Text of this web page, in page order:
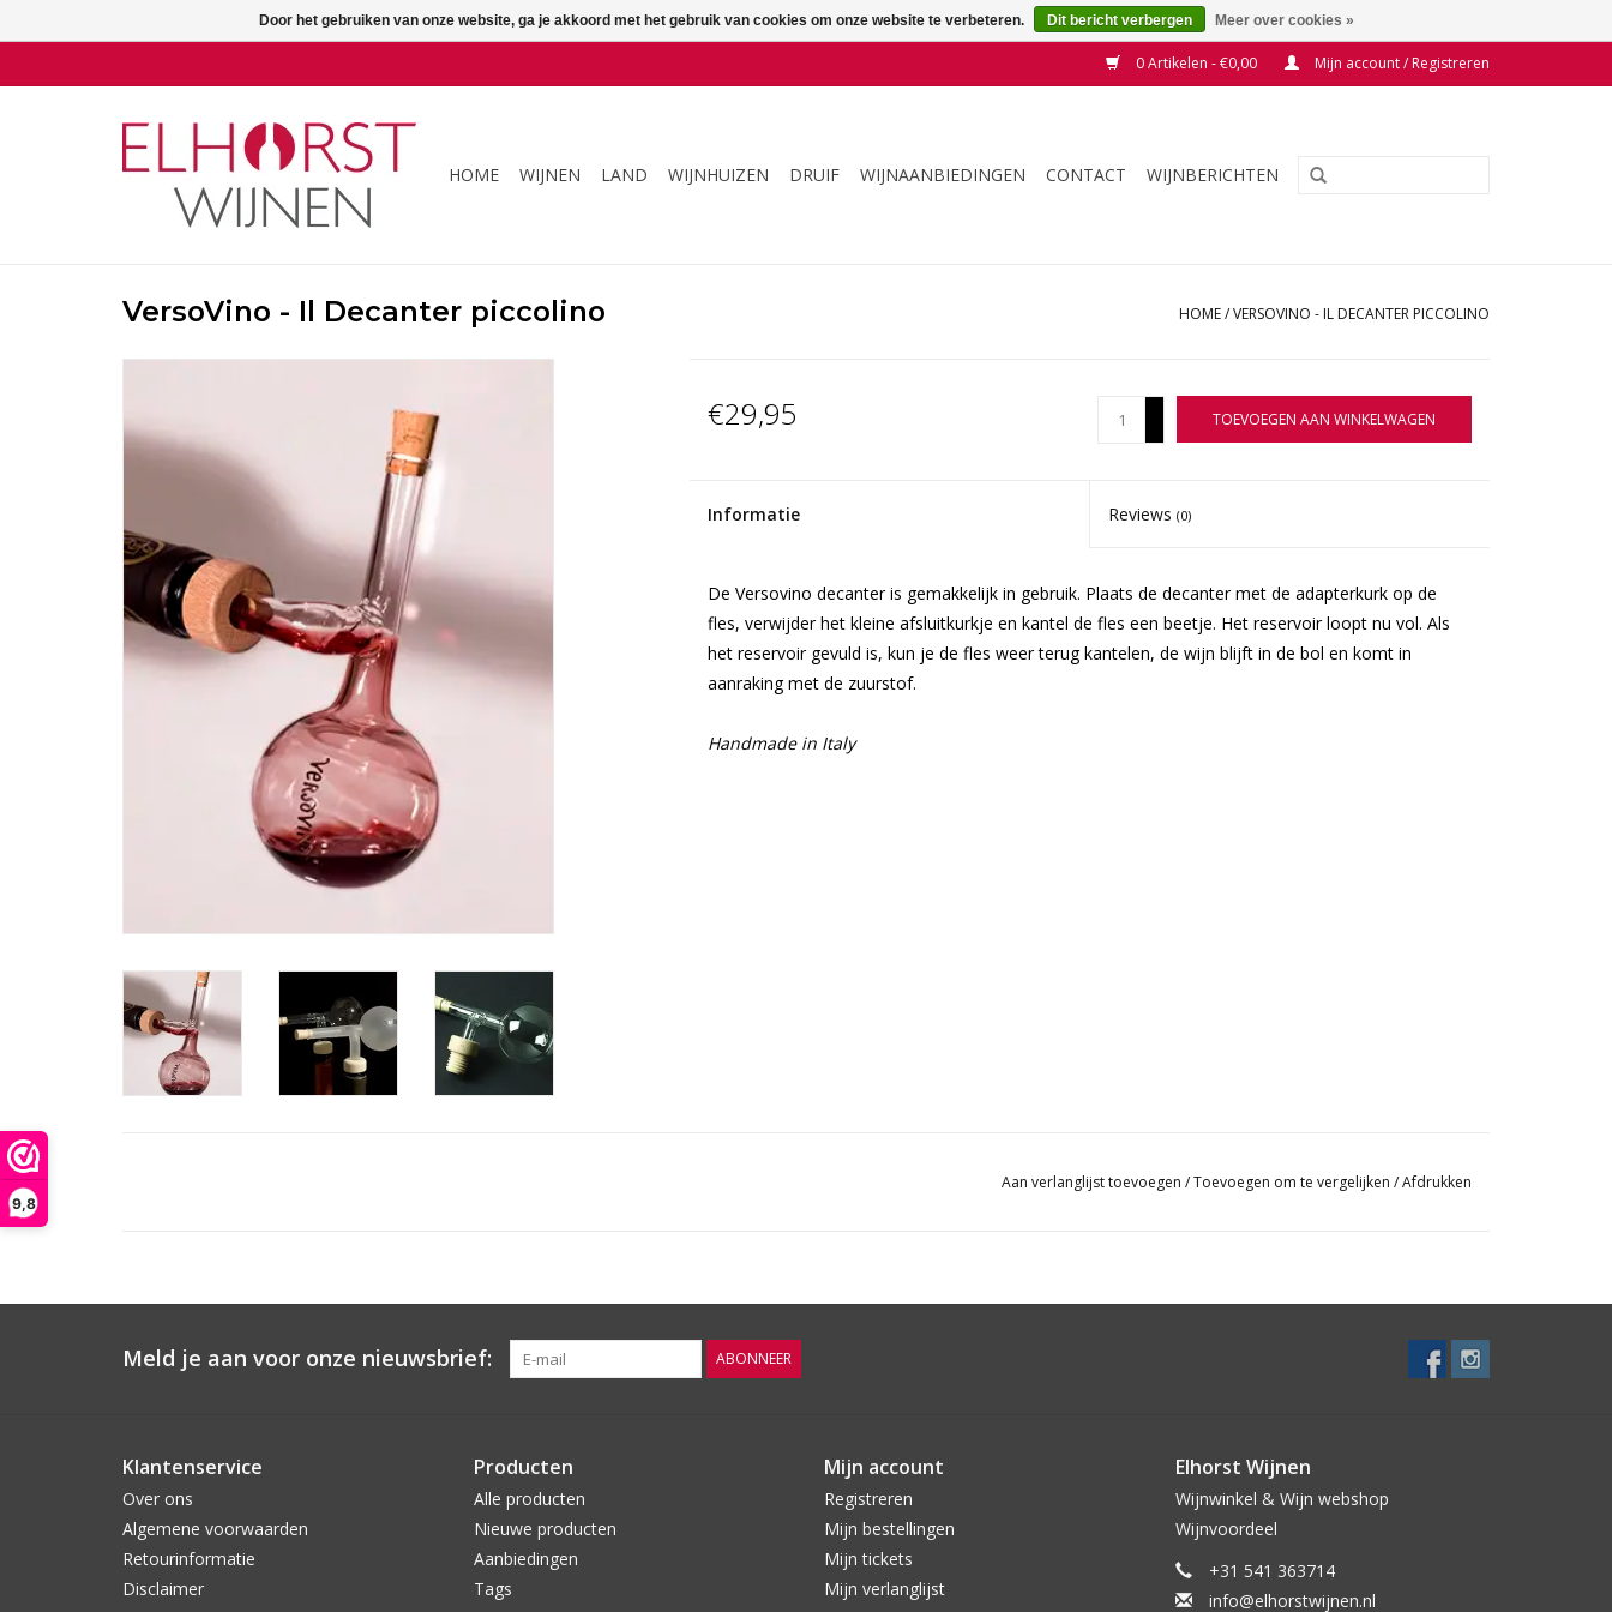
9,8
0 Artikelen - €0,00 Mijn account / Registreren
HOME WIJNEN LAND WIJNHUIZEN DRUIF WIJNAANBIEDINGEN CONTACT WIJNBERICHTEN
VersoVino - Il Decanter piccolino HOME/VERSOVINO - IL DECANTER PICCOLINO
€29,95 TOEVOEGEN AAN WINKELWAGEN
Informatie Reviews(0)
De Versovino decanter is gemakkelijk in gebruik. Plaats de decanter met de adapterkurk op de
fles, verwijder het kleine afsluitkurkje en kantel de fles een beetje. Het reservoir loopt nu vol. Als
het reservoir gevuld is, kun je de fles weer terug kantelen, de wijn blijft in de bol en komt in
aanraking met de zuurstof.
Handmade in Italy
Aan verlanglijst toevoegen /Toevoegen om te vergelijken /Afdrukken
Meld je aan voor onze nieuwsbrief: ABONNEER
Klantenservice
Over ons
Algemene voorwaarden
Retourinformatie
Disclaimer
Producten
Alle producten
Nieuwe producten
Aanbiedingen
Tags
Mijn account
Registreren
Mijn bestellingen
Mijn tickets
Mijn verlanglijst
Elhorst Wijnen
Wijnwinkel & Wijn webshop
Wijnvoordeel
+31 541 363714
info@elhorstwijnen.nl
Door het gebruiken van onze website, ga je akkoord met het gebruik van cookies om onze website te verbeteren. Dit bericht verbergen Meer over cookies »